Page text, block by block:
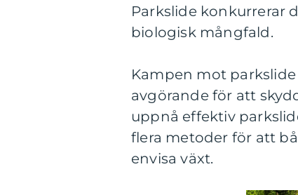
Parkslide konkurrerar
biologisk mångfald.
Kampen mot
avgörande för att
uppnå effektiv
flera metoder för att
envisa växt.